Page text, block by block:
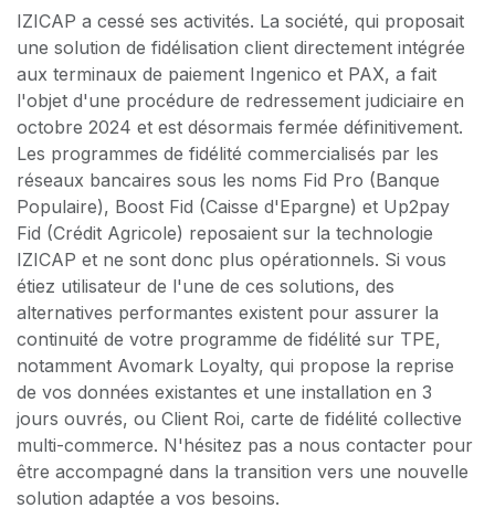
IZICAP a cessé ses activités. La société, qui proposait
une solution de fidélisation client directement intégrée
aux terminaux de paiement Ingenico et PAX, a fait
l'objet d'une procédure de redressement judiciaire en
octobre 2024 et est désormais fermée définitivement.
Les programmes de fidélité commercialisés par les
réseaux bancaires sous les noms Fid Pro (Banque
Populaire), Boost Fid (Caisse d'Epargne) et Up2pay
Fid (Crédit Agricole) reposaient sur la technologie
IZICAP et ne sont donc plus opérationnels. Si vous
étiez utilisateur de l'une de ces solutions, des
alternatives performantes existent pour assurer la
continuité de votre programme de fidélité sur TPE,
notamment Avomark Loyalty, qui propose la reprise
de vos données existantes et une installation en 3
jours ouvrés, ou Client Roi, carte de fidélité collective
multi-commerce. N'hésitez pas a nous contacter pour
être accompagné dans la transition vers une nouvelle
solution adaptée a vos besoins.